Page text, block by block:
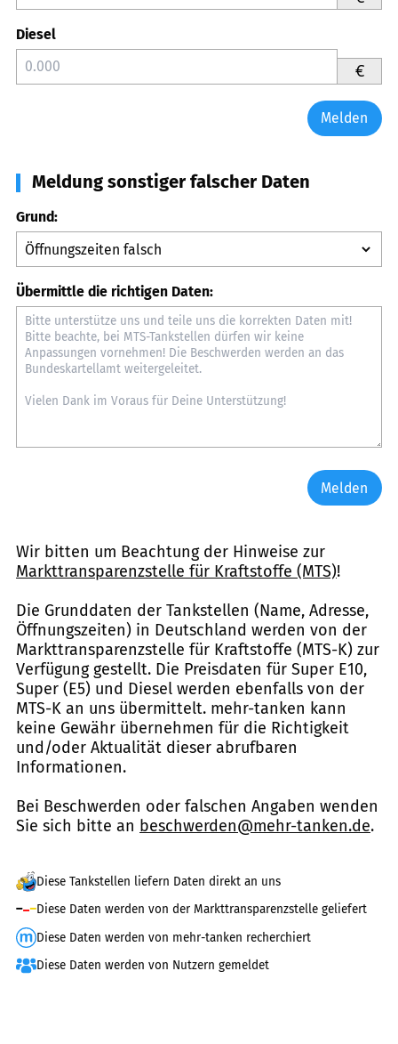
Diesel
€
Melden
Meldung sonstiger falscher Daten
Grund:
Übermittle die richtigen Daten:
Melden
Wir bitten um Beachtung der Hinweise zur
Markttransparenzstelle für Kraftstoffe (MTS)!
Die Grunddaten der Tankstellen (Name, Adresse,
Öffnungszeiten) in Deutschland werden von der
Markttransparenzstelle für Kraftstoffe (MTS-K) zur
Verfügung gestellt. Die Preisdaten für Super E10,
Super (E5) und Diesel werden ebenfalls von der
MTS-K an uns übermittelt. mehr-tanken kann
keine Gewähr übernehmen für die Richtigkeit
und/oder Aktualität dieser abrufbaren
Informationen.
Bei Beschwerden oder falschen Angaben wenden
Sie sich bitte an beschwerden@mehr-tanken.de.
Diese Tankstellen liefern Daten direkt an uns
Diese Daten werden von der Markttransparenzstelle geliefert
Diese Daten werden von mehr-tanken recherchiert
Diese Daten werden von Nutzern gemeldet